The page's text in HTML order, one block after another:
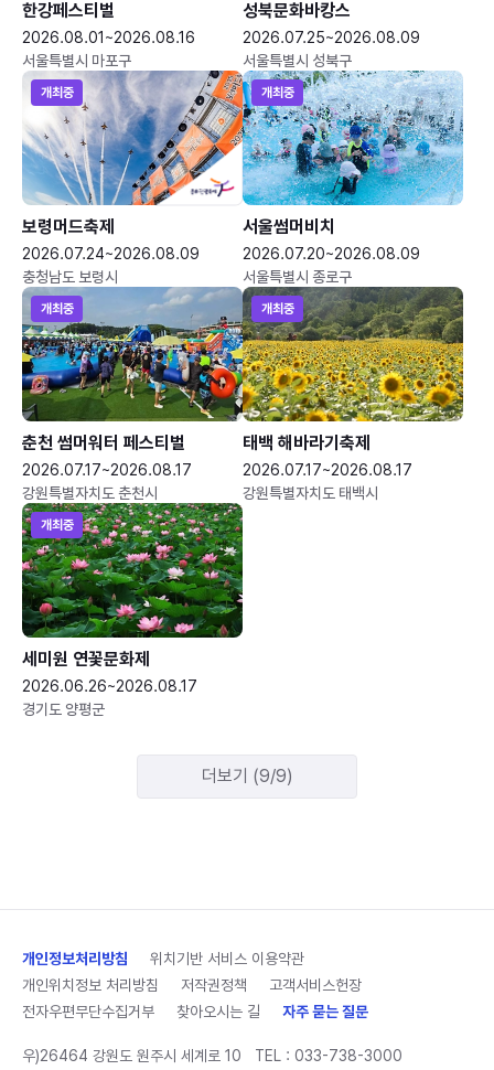
한강페스티벌
2026.08.01~2026.08.16
서울특별시 마포구
성북문화바캉스
2026.07.25~2026.08.09
서울특별시 성북구
개최중
보령머드축제
2026.07.24~2026.08.09
충청남도 보령시
개최중
서울썸머비치
2026.07.20~2026.08.09
서울특별시 종로구
개최중
춘천 썸머워터 페스티벌
2026.07.17~2026.08.17
강원특별자치도 춘천시
개최중
태백 해바라기축제
2026.07.17~2026.08.17
강원특별자치도 태백시
개최중
세미원 연꽃문화제
2026.06.26~2026.08.17
경기도 양평군
더보기 (9/9)
개인정보처리방침
위치기반 서비스 이용약관
개인위치정보 처리방침
저작권정책
고객서비스헌장
전자우편무단수집거부
찾아오시는 길 자주 묻는 질문
우)26464 강원도 원주시 세계로 10 TEL : 033-738-3000